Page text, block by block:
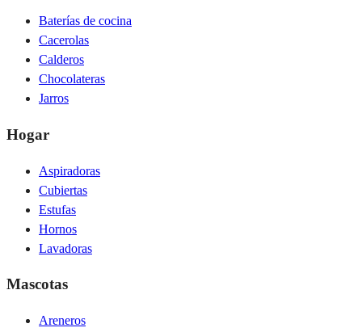
Baterías de cocina
Cacerolas
Calderos
Chocolateras
Jarros
Hogar
Aspiradoras
Cubiertas
Estufas
Hornos
Lavadoras
Mascotas
Areneros